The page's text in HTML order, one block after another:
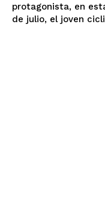
protagonista, en
de julio, el joven